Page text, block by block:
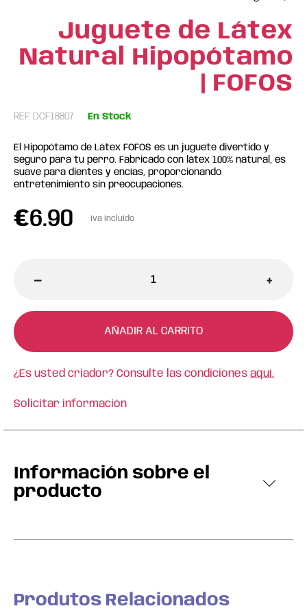
Juguete de Látex
Natural Hipopótamo
| FOFOS
REF: DCF18807 En Stock
El Hipopótamo de Látex FOFOS es un juguete divertido y
seguro para tu perro. Fabricado con látex 100% natural, es
suave para dientes y encías, proporcionando
entretenimiento sin preocupaciones.
€6.90 Iva incluido
- +
AÑADIR AL CARRITO
¿Es usted criador? Consulte las condiciones aquí.
Solicitar información
Información sobre el
producto
Produtos Relacionados